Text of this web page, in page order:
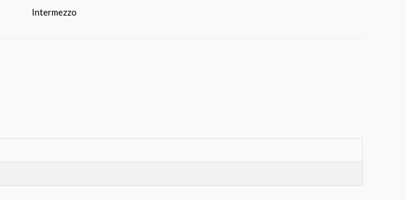
Intermezzo